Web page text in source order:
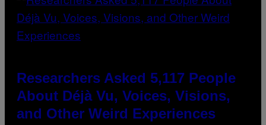
Researchers Asked 5,117 People
About Déjà Vu, Voices, Visions,
and Other Weird Experiences